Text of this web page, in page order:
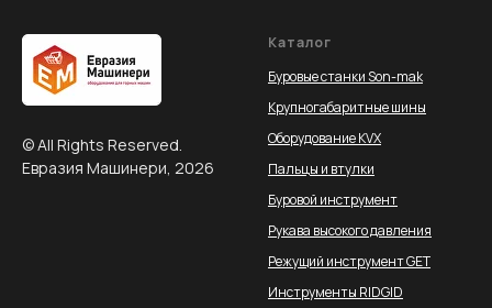
© All Rights Reserved.
Евразия Машинери, 2026
Каталог
Буровые станки Son-mak
Крупногабаритные шины
Оборудование KVX
Пальцы и втулки
Буровой инструмент
Рукава высокого давления
Режущий инструмент GET
Инструменты RIDGID